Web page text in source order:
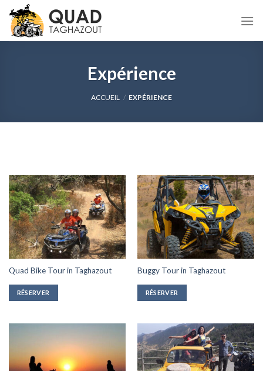
Skip
content
Expérience
ACCUEIL / EXPÉRIENCE
Quad Bike Tour in Taghazout
RÉSERVER
Buggy Tour in Taghazout
RÉSERVER